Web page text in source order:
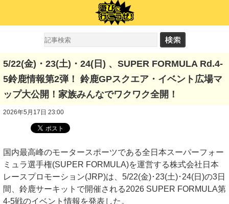
5/22(⾦)・23(⼟)・24(⽇) 、SUPER FORMULA Rd.4-
5鈴⿅情報第2弾！ 鈴⿅GPスクエア・イベント広場マ
ップ⼤公開！家族みんなでワクワク全開！
2026年5月17日 23:00
国内最⾼峰のモータースポーツである全⽇本スーパーフォー
ミュラ選⼿権(SUPER FORMULA)を運営する株式会社⽇本
レースプロモーション(JRP)は、5/22(⾦)･23(⼟)･24(⽇)の3⽇
間、鈴⿅サーキットで開催される2026 SUPER FORMULA第
4-5戦のイベント情報を発表した。